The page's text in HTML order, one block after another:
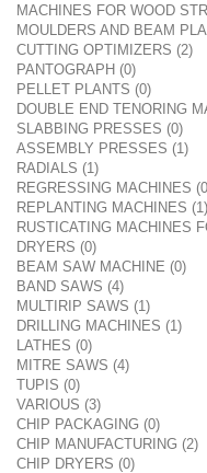
MACHINES FOR WOOD
MOULDERS AND BEAM
CUTTING OPTIMIZERS (2)
PANTOGRAPH (0)
PELLET PLANTS (0)
DOUBLE END TENORING
SLABBING PRESSES (0)
ASSEMBLY PRESSES (1)
RADIALS (1)
REGRESSING MACHINES
REPLANTING MACHINES (1)
RUSTICATING MACHINES
DRYERS (0)
BEAM SAW MACHINE (0)
BAND SAWS (4)
MULTIRIP SAWS (1)
DRILLING MACHINES (1)
LATHES (0)
MITRE SAWS (4)
TUPIS (0)
VARIOUS (3)
CHIP PACKAGING (0)
CHIP MANUFACTURING (2)
CHIP DRYERS (0)